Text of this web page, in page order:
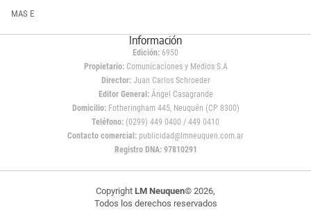
MAS E
Información
Edición: 6950
Propietario:Comunicaciones y Medios S.A
Director: Juan Carlos Schroeder
Editor General:Ángel Casagrande
Domicilio:Fotheringham 445, Neuquén (CP 8300)
Teléfono: (0299) 449 0400 / 449 0410
Contacto comercial: publicidad@lmneuquen.com.ar
Registro DNA: 97810291
Copyright LM Neuquen© 2026,
Todos los derechos reservados